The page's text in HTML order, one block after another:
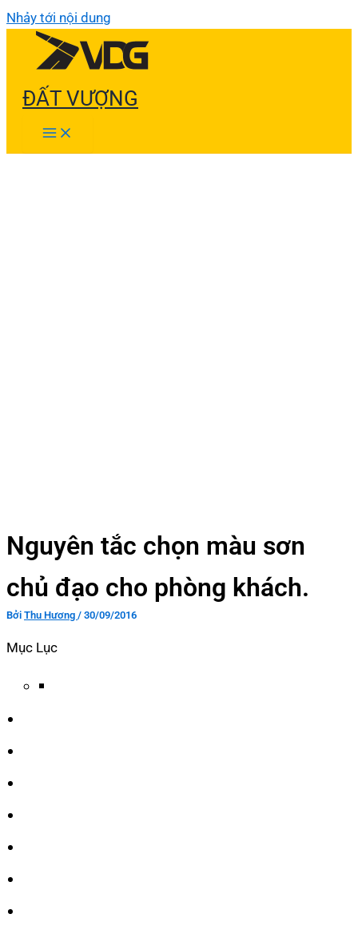
Nhảy tới nội dung
ĐẤT VƯỢNG
Nguyên tắc chọn màu sơn
chủ đạo cho phòng khách.
Bởi Thu Hương / 30/09/2016
Mục Lục